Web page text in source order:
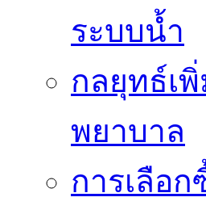
ระบบน้ำ
กลยุทธ์เ
พยาบาล
การเลือก